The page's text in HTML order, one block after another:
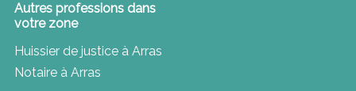
Autres professions dans
votre zone
Huissier de justice à Arras
Notaire à Arras